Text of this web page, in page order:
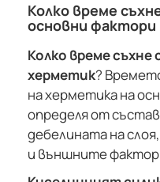
Колко време
основни фактори
Колко време
херметик?
на херметика на
определя от
дебелината на
и външните